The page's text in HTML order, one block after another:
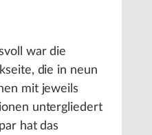
war die
die in neun
mit jeweils
untergliedert
hat das